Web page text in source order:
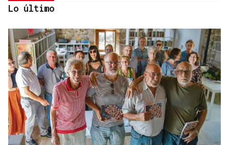
REFORMAS
Donald Trump deberá pedir permiso al Congreso
para construir el salón de baile en la Casa Blanca
Lo último